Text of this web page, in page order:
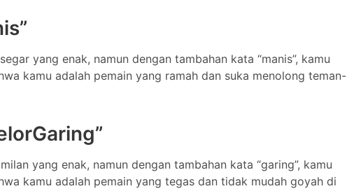
yang enak, namun dengan tambahan kata “manis”, kamu
kamu adalah pemain yang ramah dan suka menolong teman-
yang enak, namun dengan tambahan kata “garing”, kamu
kamu adalah pemain yang tegas dan tidak mudah goyah di